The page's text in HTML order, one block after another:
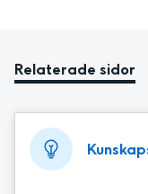
Relaterade sidor